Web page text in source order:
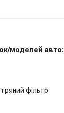
моделей авто:
фільтр